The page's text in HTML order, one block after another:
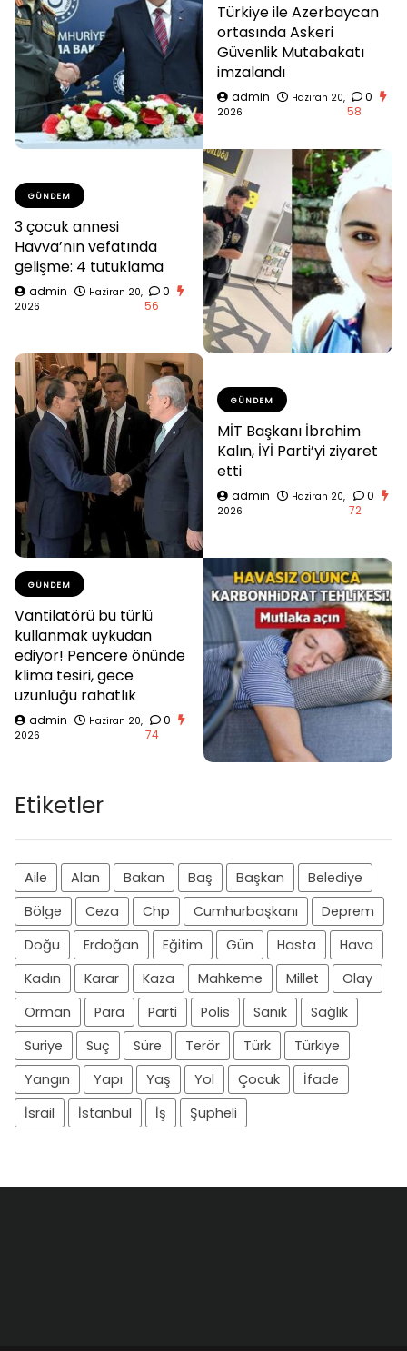
Türkiye ile Azerbaycan
ortasında Askeri
Güvenlik Mutabakatı
imzalandı
admin
Haziran 20,
2026
0
58
GÜNDEM
3 çocuk annesi
Havva’nın vefatında
gelişme: 4 tutuklama
admin
Haziran 20,
2026
0
56
GÜNDEM
MİT Başkanı İbrahim
Kalın, İYİ Parti’yi ziyaret
etti
admin
Haziran 20,
2026
0
72
GÜNDEM
Vantilatörü bu türlü
kullanmak uykudan
ediyor! Pencere önünde
klima tesiri, gece
uzunluğu rahatlık
admin
Haziran 20,
2026
0
74
Etiketler
Aile Alan Bakan Baş Başkan
Belediye
Bölge
Ceza Chp Cumhurbaşkanı
Deprem
Doğu
Erdoğan Eğitim Gün Hasta
Hava
Kadın
Karar Kaza Mahkeme Millet
Olay
Orman
Para Parti Polis Sanık
Sağlık
Suriye
Suç Süre Terör Türk
Türkiye
Yangın
Yapı Yaş Yol Çocuk
İfade
İsrail
İstanbul İş Şüpheli